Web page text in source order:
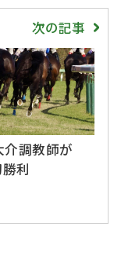
次の記事
介調教師が
利